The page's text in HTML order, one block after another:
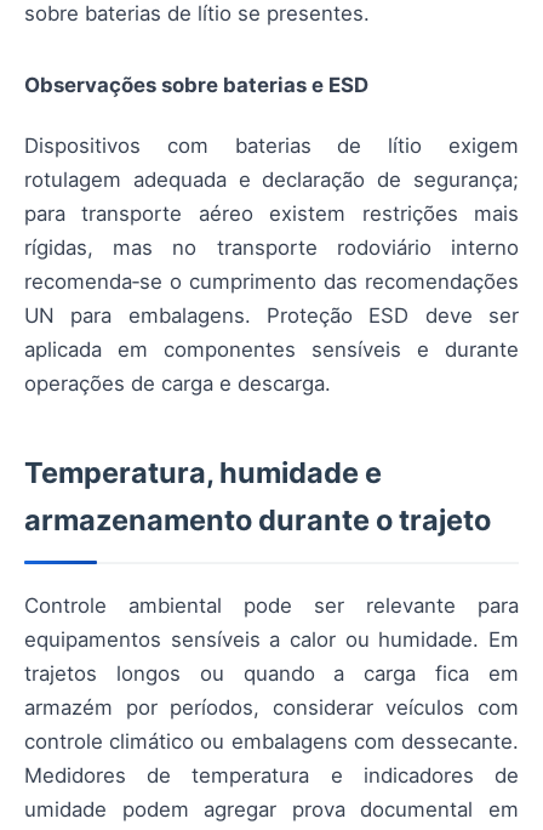
sobre baterias de lítio se presentes.
Observações sobre baterias e ESD
Dispositivos com baterias de lítio exigem
rotulagem adequada e declaração de segurança;
para transporte aéreo existem restrições mais
rígidas, mas no transporte rodoviário interno
recomenda‑se o cumprimento das recomendações
UN para embalagens. Proteção ESD deve ser
aplicada em componentes sensíveis e durante
operações de carga e descarga.
Temperatura, humidade e
armazenamento durante o trajeto
Controle ambiental pode ser relevante para
equipamentos sensíveis a calor ou humidade. Em
trajetos longos ou quando a carga fica em
armazém por períodos, considerar veículos com
controle climático ou embalagens com dessecante.
Medidores de temperatura e indicadores de
umidade podem agregar prova documental em